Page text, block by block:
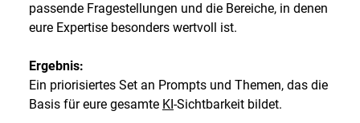
passende Fragestellungen und die Bereiche, in denen
eure Expertise besonders wertvoll ist.
Ergebnis:
Ein priorisiertes Set an Prompts und Themen, das die
Basis für eure gesamte KI -Sichtbarkeit bildet.